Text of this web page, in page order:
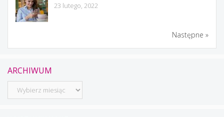
23 lutego, 2022
Następne »
ARCHIWUM
Archiwum